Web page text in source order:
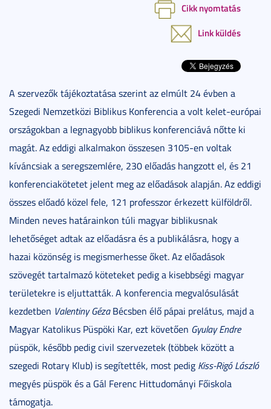
Cikk nyomtatás
Link küldés
A szervezők tájékoztatása szerint az elmúlt 24 évben a
Szegedi Nemzetközi Biblikus Konferencia a volt kelet-európai
országokban a legnagyobb biblikus konferenciává nőtte ki
magát. Az eddigi alkalmakon összesen 3105-en voltak
kíváncsiak a seregszemlére, 230 előadás hangzott el, és 21
konferenciakötetet jelent meg az előadások alapján. Az eddigi
összes előadó közel fele, 121 professzor érkezett külföldről.
Minden neves határainkon túli magyar biblikusnak
lehetőséget adtak az előadásra és a publikálásra, hogy a
hazai közönség is megismerhesse őket. Az előadások
szövegét tartalmazó köteteket pedig a kisebbségi magyar
területekre is eljuttatták. A konferencia megvalósulását
kezdetben Valentiny GézaBécsben élő pápai prelátus, majd a
Magyar Katolikus Püspöki Kar, ezt követően Gyulay Endre
püspök, később pedig civil szervezetek (többek között a
szegedi Rotary Klub) is segítették, most pedig Kiss-Rigó László
megyés püspök és a Gál Ferenc Hittudományi Főiskola
támogatja.